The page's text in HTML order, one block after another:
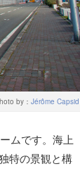
by： Jérôme Capsid
ムです。海上
特の景観と構